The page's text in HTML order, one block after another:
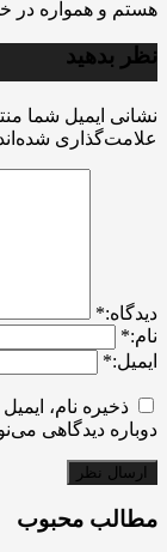
هستم و همواره در
نظر بدهید
نشانی ایمیل شما
علامت‌گذاری
ديدگاه:*
نام:*
ایمیل:*
ذخیره نام،
دوباره دیدگاهی
مطالب محبوب